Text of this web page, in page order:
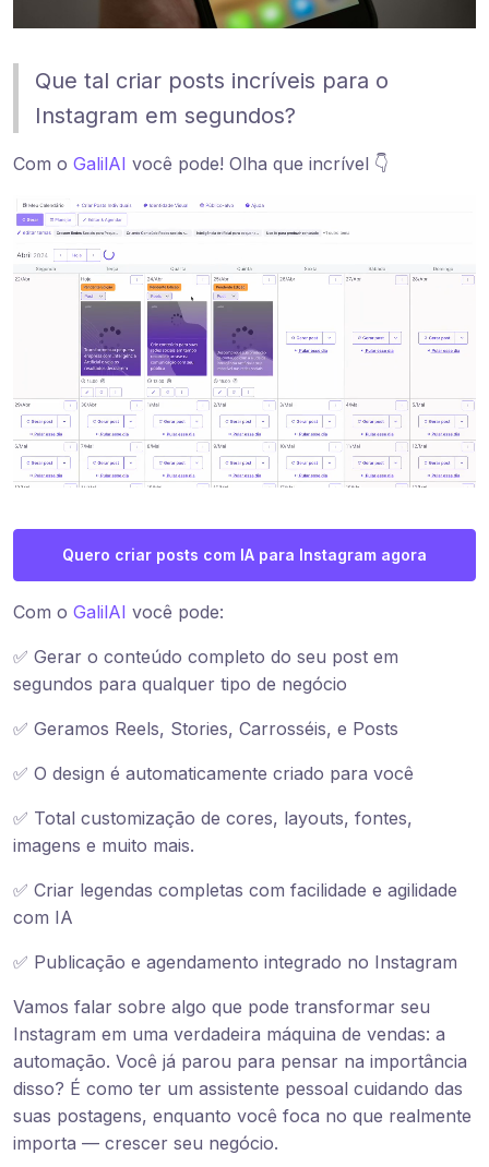
Que tal criar posts incríveis para o
Instagram em segundos?
Com o GalilAI você pode! Olha que incrível 👇
Quero criar posts com IA para Instagram agora
Com o GalilAI você pode:
✅ Gerar o conteúdo completo do seu post em
segundos para qualquer tipo de negócio
✅ Geramos Reels, Stories, Carrosséis, e Posts
✅ O design é automaticamente criado para você
✅ Total customização de cores, layouts, fontes,
imagens e muito mais.
✅ Criar legendas completas com facilidade e agilidade
com IA
✅ Publicação e agendamento integrado no Instagram
Vamos falar sobre algo que pode transformar seu
Instagram em uma verdadeira máquina de vendas: a
automação. Você já parou para pensar na importância
disso? É como ter um assistente pessoal cuidando das
suas postagens, enquanto você foca no que realmente
importa — crescer seu negócio.